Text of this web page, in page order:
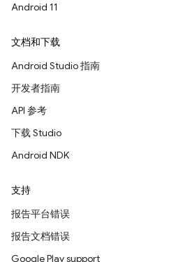
Android 11
文档和下载
Android Studio 指南
开发者指南
API 参考
下载 Studio
Android NDK
支持
报告平台错误
报告文档错误
Google Play support